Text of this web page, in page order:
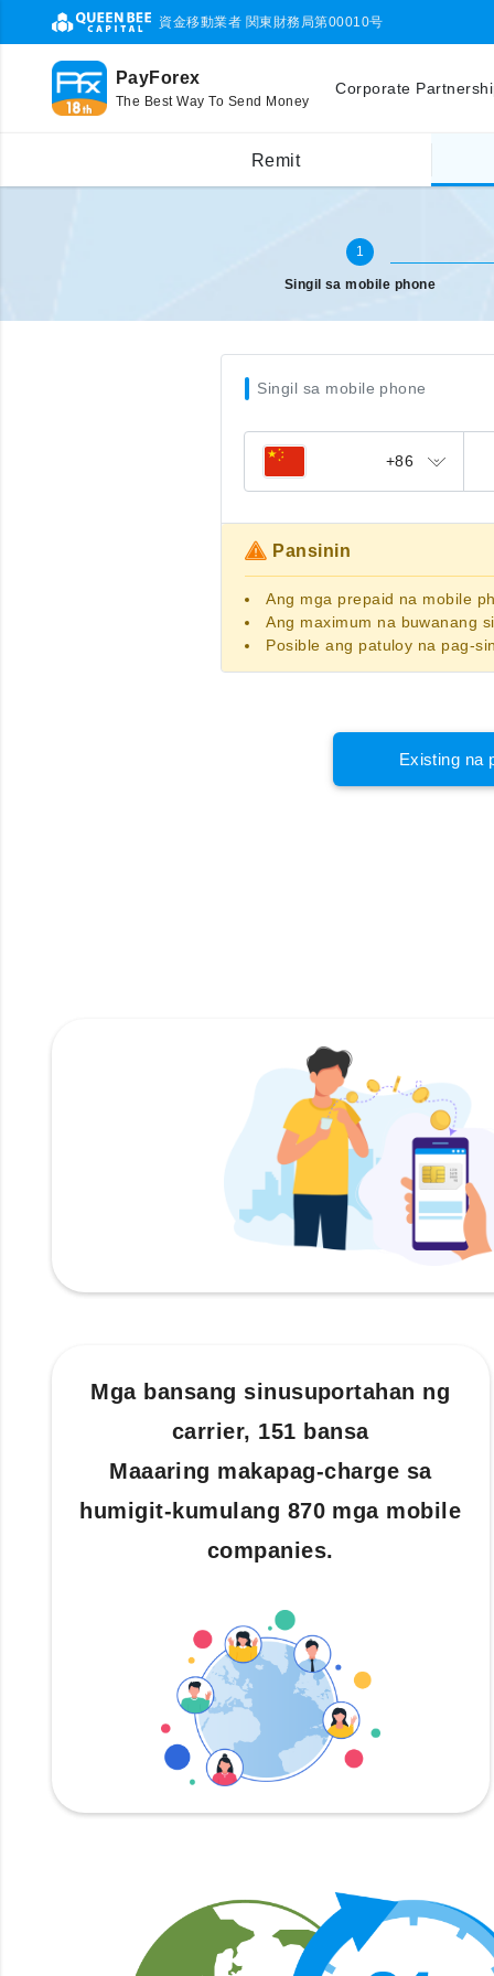
資金移動業者 関東財務局第00010号
PayForex
The Best Way To Send Money
Corporate
Remit
Ilagay ang mobile phone number
1
Singil sa mobile phone
Singil sa mobile phone
+86
Pansinin
Ang mga prepaid na mobile
Ang maximum na buwanang
Posible ang patuloy na pag-
Existing na
Mga bansang sinusuportahan ng
carrier, 151 bansa
Maaaring makapag-charge sa
humigit-kumulang 870 mga mobile
companies.